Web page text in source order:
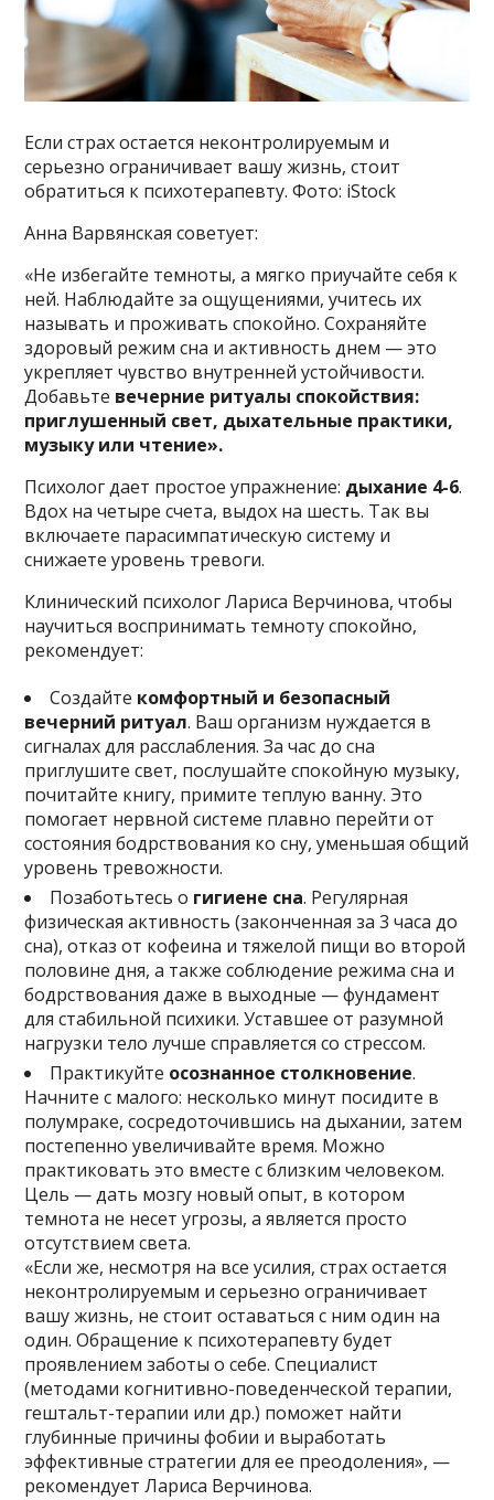
Если страх остается неконтролируемым и
серьезно ограничивает вашу жизнь, стоит
обратиться к психотерапевту. Фото: iStock
Анна Варвянская советует:
«Не избегайте темноты, а мягко приучайте себя к
ней. Наблюдайте за ощущениями, учитесь их
называть и проживать спокойно. Сохраняйте
здоровый режим сна и активность днем — это
укрепляет чувство внутренней устойчивости.
Добавьте вечерние ритуалы спокойствия:
приглушенный свет, дыхательные практики,
музыку или чтение».
Психолог дает простое упражнение: дыхание 4-6.
Вдох на четыре счета, выдох на шесть. Так вы
включаете парасимпатическую систему и
снижаете уровень тревоги.
Клинический психолог Лариса Верчинова, чтобы
научиться воспринимать темноту спокойно,
рекомендует:
Создайте комфортный и безопасный
вечерний ритуал. Ваш организм нуждается в
сигналах для расслабления. За час до сна
приглушите свет, послушайте спокойную музыку,
почитайте книгу, примите теплую ванну. Это
помогает нервной системе плавно перейти от
состояния бодрствования ко сну, уменьшая общий
уровень тревожности.
Позаботьтесь о гигиене сна. Регулярная
физическая активность (законченная за 3 часа до
сна), отказ от кофеина и тяжелой пищи во второй
половине дня, а также соблюдение режима сна и
бодрствования даже в выходные — фундамент
для стабильной психики. Уставшее от разумной
нагрузки тело лучше справляется со стрессом.
Практикуйте осознанное столкновение.
Начните с малого: несколько минут посидите в
полумраке, сосредоточившись на дыхании, затем
постепенно увеличивайте время. Можно
практиковать это вместе с близким человеком.
Цель — дать мозгу новый опыт, в котором
темнота не несет угрозы, а является просто
отсутствием света.
«Если же, несмотря на все усилия, страх остается
неконтролируемым и серьезно ограничивает
вашу жизнь, не стоит оставаться с ним один на
один. Обращение к психотерапевту будет
проявлением заботы о себе. Специалист
(методами когнитивно-поведенческой терапии,
гештальт-терапии или др.) поможет найти
глубинные причины фобии и выработать
эффективные стратегии для ее преодоления», —
рекомендует Лариса Верчинова.